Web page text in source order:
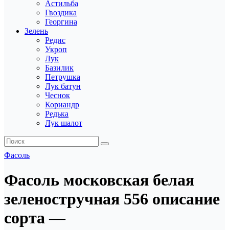
Астильба
Гвоздика
Георгина
Зелень
Редис
Укроп
Лук
Базилик
Петрушка
Лук батун
Чеснок
Кориандр
Редька
Лук шалот
Фасоль
Фасоль московская белая
зеленостручная 556 описание
сорта —